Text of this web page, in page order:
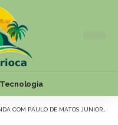
Tecnologia
DE MATOS JUNIOR POR QUE O MERCADO FINANCEIRO COMEÇOU A FUNCIONAR EM TEMPO REAL